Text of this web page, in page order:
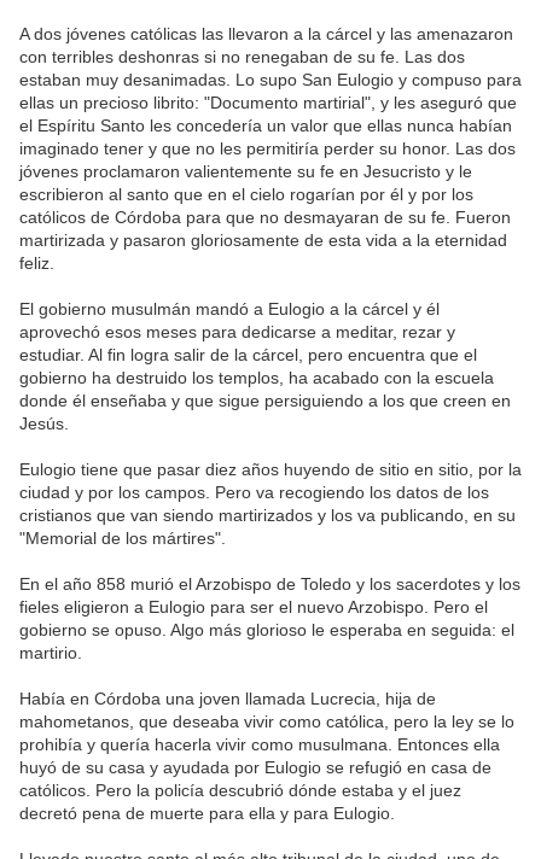
A dos jóvenes católicas las llevaron a la cárcel y las amenazaron
con terribles deshonras si no renegaban de su fe. Las dos
estaban muy desanimadas. Lo supo San Eulogio y compuso para
ellas un precioso librito: "Documento martirial", y les aseguró que
el Espíritu Santo les concedería un valor que ellas nunca habían
imaginado tener y que no les permitiría perder su honor. Las dos
jóvenes proclamaron valientemente su fe en Jesucristo y le
escribieron al santo que en el cielo rogarían por él y por los
católicos de Córdoba para que no desmayaran de su fe. Fueron
martirizada y pasaron gloriosamente de esta vida a la eternidad
feliz.
El gobierno musulmán mandó a Eulogio a la cárcel y él
aprovechó esos meses para dedicarse a meditar, rezar y
estudiar. Al fin logra salir de la cárcel, pero encuentra que el
gobierno ha destruido los templos, ha acabado con la escuela
donde él enseñaba y que sigue persiguiendo a los que creen en
Jesús.
Eulogio tiene que pasar diez años huyendo de sitio en sitio, por la
ciudad y por los campos. Pero va recogiendo los datos de los
cristianos que van siendo martirizados y los va publicando, en su
"Memorial de los mártires".
En el año 858 murió el Arzobispo de Toledo y los sacerdotes y los
fieles eligieron a Eulogio para ser el nuevo Arzobispo. Pero el
gobierno se opuso. Algo más glorioso le esperaba en seguida: el
martirio.
Había en Córdoba una joven llamada Lucrecia, hija de
mahometanos, que deseaba vivir como católica, pero la ley se lo
prohibía y quería hacerla vivir como musulmana. Entonces ella
huyó de su casa y ayudada por Eulogio se refugió en casa de
católicos. Pero la policía descubrió dónde estaba y el juez
decretó pena de muerte para ella y para Eulogio.